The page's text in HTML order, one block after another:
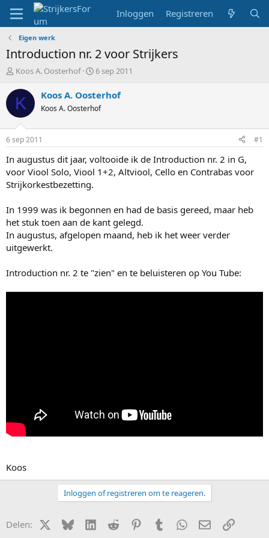
Inloggen Registreren
Eigen werk
Introduction nr. 2 voor Strijkers
T
p
s
a
r
e
r
Koos A. Oosterhof
S
a
t
t
u
m
6 sep 2011
K Koos A. Oosterhof
Koos A. Oosterhof
6 sep 2011 #1
In augustus dit jaar, voltooide ik de Introduction nr. 2 in G,
voor Viool Solo, Viool 1+2, Altviool, Cello en Contrabas voor
Strijkorkestbezetting.
In 1999 was ik begonnen en had de basis gereed, maar heb
het stuk toen aan de kant gelegd.
In augustus, afgelopen maand, heb ik het weer verder
uitgewerkt.
Introduction nr. 2 te "zien" en te beluisteren op You Tube:
Koos
Inloggen of registreren om te reageren.
Delen: X (Twitter)
BlueskyLinkedIn
Reddit PinterestTumblr WhatsApp
E-mailLink